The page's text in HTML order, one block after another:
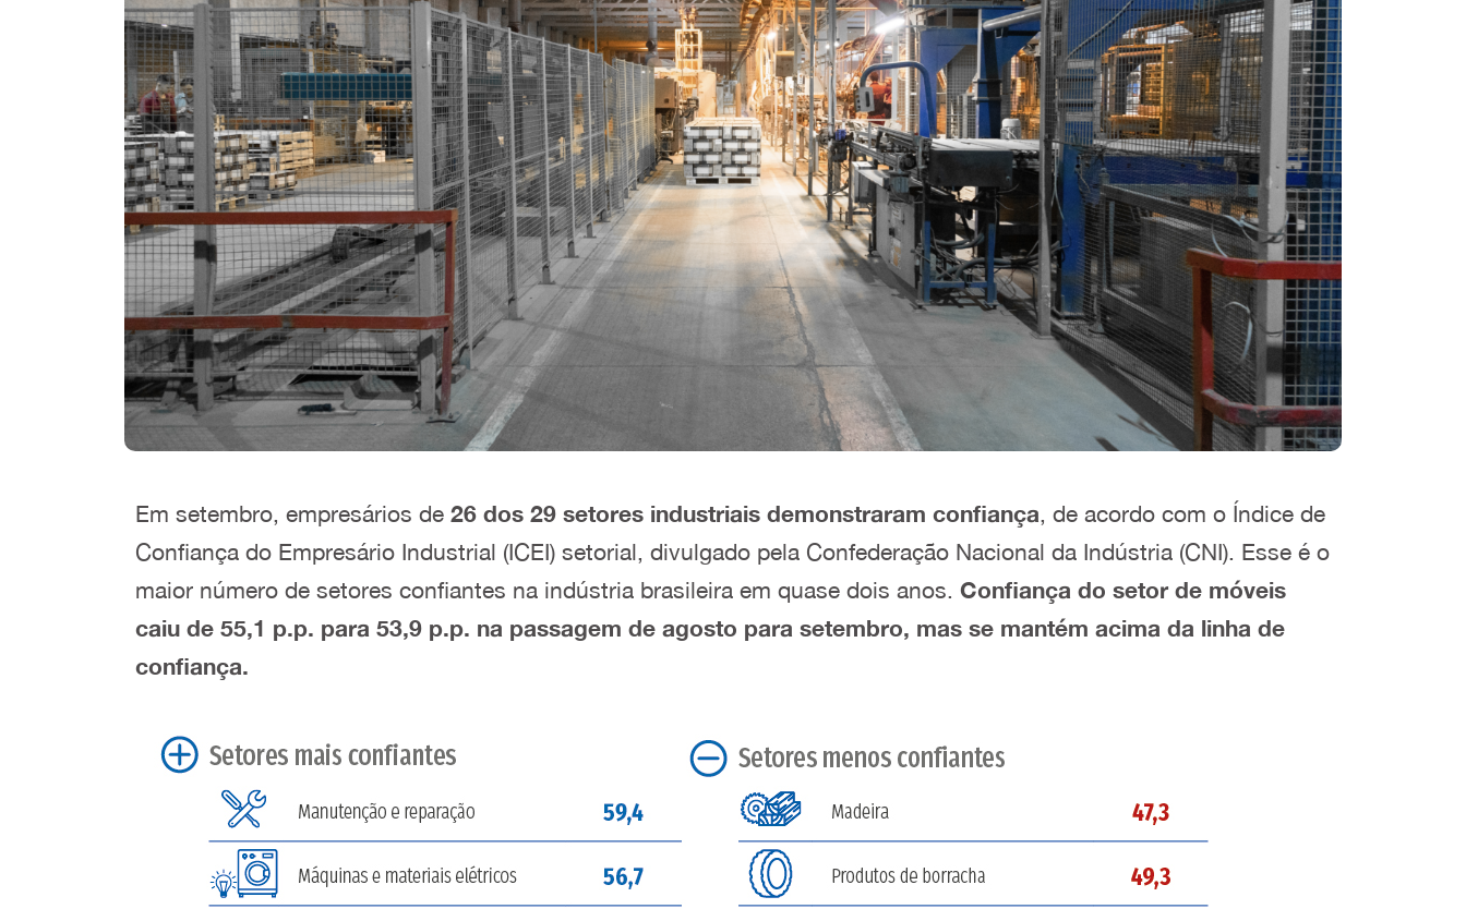
Em setembro, empresários de 26 dos 29 setores industriais demonstraram confiança , de acordo com o Índice de
Confiança do Empresário Industrial (ICEI) setorial, divulgado pela Confederação Nacional da Indústria (CNI). Esse é o
maior número de setores confiantes na indústria brasileira em quase dois anos. Confiança do setor de móveis
caiu de 55,1 p.p. para 53,9 p.p. na passagem de agosto para setembro, mas se mantém acima da linha de
confiança.